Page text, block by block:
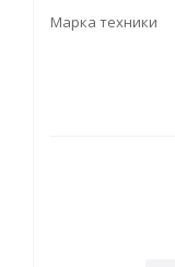
Марка техники